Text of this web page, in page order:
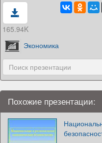
165.94K
Экономика
Похожие презентации: